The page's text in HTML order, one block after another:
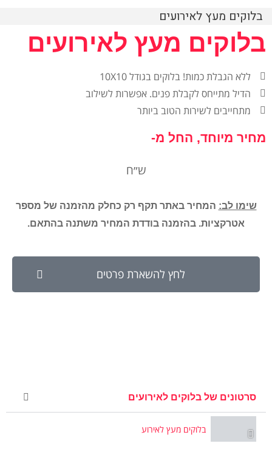
בלוקים מעץ לאירועים
בלוקים מעץ לאירועים
ללא הגבלת כמות! בלוקים בגודל 10X10
הדיל מתייחס לקבלת פנים. אפשרות לשילוב
מתחייבים לשירות הטוב ביותר
מחיר מיוחד, החל מ-
ש״ח
שימו לב: המחיר באתר תקף רק כחלק מהזמנה של מספר
אטרקציות. בהזמנה בודדת המחיר משתנה בהתאם.
לחץ להשארת פרטים
סרטונים של בלוקים לאירועים
בלוקים מעץ לאירוע